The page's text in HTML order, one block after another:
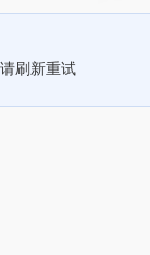
刷新重试